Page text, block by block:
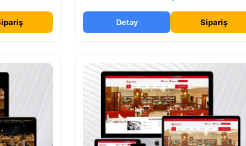
Detay Sipariş